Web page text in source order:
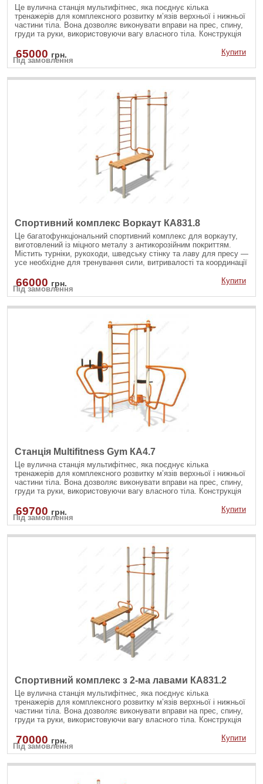
Це вулична станція мультифітнес, яка поєднує кілька
тренажерів для комплексного розвитку м’язів верхньої і нижньої
частини тіла. Вона дозволяє виконувати вправи на прес, спину,
груди та руки, використовуючи вагу власного тіла. Конструкція
встановлення у дворах, парках чи на спортивних майданчиках.
Під замовлення
65000 грн. Купити
Спортивний комплекс Воркаут КА831.8
Це багатофункціональний спортивний комплекс для воркауту,
виготовлений із міцного металу з антикорозійним покриттям.
Містить турніки, рукоходи, шведську стінку та лаву для пресу —
усе необхідне для тренування сили, витривалості та координації
так і підлітків.
Під замовлення
66000 грн. Купити
Станція Multifitness Gym КА4.7
Це вулична станція мультифітнес, яка поєднує кілька
тренажерів для комплексного розвитку м’язів верхньої і нижньої
частини тіла. Вона дозволяє виконувати вправи на прес, спину,
груди та руки, використовуючи вагу власного тіла. Конструкція
встановлення у дворах, парках чи на спортивних майданчиках.
Під замовлення
69700 грн. Купити
Спортивний комплекс з 2-ма лавами КА831.2
Це вулична станція мультифітнес, яка поєднує кілька
тренажерів для комплексного розвитку м’язів верхньої і нижньої
частини тіла. Вона дозволяє виконувати вправи на прес, спину,
груди та руки, використовуючи вагу власного тіла. Конструкція
встановлення у дворах, парках чи на спортивних майданчиках.
Під замовлення
70000 грн. Купити